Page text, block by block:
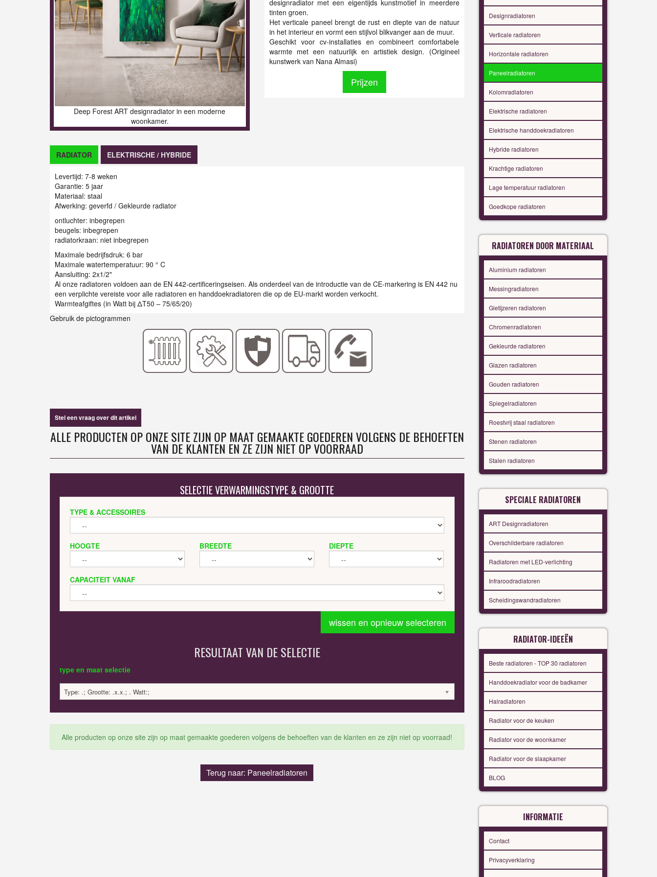
Deep Forest ART designradiator in een moderne
woonkamer.
designradiator met een eigentijds kunstmotief in meerdere
tinten groen.
Het verticale paneel brengt de rust en diepte van de natuur
in het interieur en vormt een stijlvol blikvanger aan de muur.
Geschikt voor cv-installaties en combineert comfortabele
warmte met een natuurlijk en artistiek design. (Origineel
kunstwerk van Nana Almasi)
Prijzen
RADIATOR ELEKTRISCHE / HYBRIDE
Levertijd: 7-8 weken
Garantie: 5 jaar
Materiaal: staal
Afwerking: geverfd / Gekleurde radiator
ontluchter: inbegrepen
beugels: inbegrepen
radiatorkraan: niet inbegrepen
Maximale bedrijfsdruk: 6 bar
Maximale watertemperatuur: 90 ° C
Aansluiting: 2x1/2"
Al onze radiatoren voldoen aan de EN 442-certificeringseisen. Als onderdeel van de introductie van de CE-markering is EN 442 nu
een verplichte vereiste voor alle radiatoren en handdoekradiatoren die op de EU-markt worden verkocht.
Warmteafgiftes (in Watt bij ΔT50 – 75/65/20)
Gebruik de pictogrammen
Stel een vraag over dit artikel
ALLE PRODUCTEN OP ONZE SITE ZIJN OP MAAT GEMAAKTE GOEDEREN VOLGENS DE BEHOEFTEN
VAN DE KLANTEN EN ZE ZIJN NIET OP VOORRAAD
SELECTIE VERWARMINGSTYPE & GROOTTE
TYPE & ACCESSOIRES
HOOGTE BREEDTE DIEPTE
CAPACITEIT VANAF
wissen en opnieuw selecteren
RESULTAAT VAN DE SELECTIE
type en maat selectie
Type: .; Grootte: .x.x.; . Watt:;
Alle producten op onze site zijn op maat gemaakte goederen volgens de behoeften van de klanten en ze zijn niet op voorraad!
Terug naar: Paneelradiatoren
Designradiatoren
Verticale radiatoren
Horizontale radiatoren
Paneelradiatoren
Kolomradiatoren
Elektrische radiatoren
Elektrische handdoekradiatoren
Hybride radiatoren
Krachtige radiatoren
Lage temperatuur radiatoren
Goedkope radiatoren
RADIATOREN DOOR MATERIAAL
Aluminium radiatoren
Messingradiatoren
Gietijzeren radiatoren
Chromenradiatoren
Gekleurde radiatoren
Glazen radiatoren
Gouden radiatoren
Spiegelradiatoren
Roestvrij staal radiatoren
Stenen radiatoren
Stalen radiatoren
SPECIALE RADIATOREN
ART Designradiatoren
Overschilderbare radiatoren
Radiatoren met LED-verlichting
Infraroodradiatoren
Scheidingswandradiatoren
RADIATOR-IDEEËN
Beste radiatoren - TOP 30 radiatoren
Handdoekradiator voor de badkamer
Halradiatoren
Radiator voor de keuken
Radiator voor de woonkamer
Radiator voor de slaapkamer
BLOG
INFORMATIE
Contact
Privacyverklaring